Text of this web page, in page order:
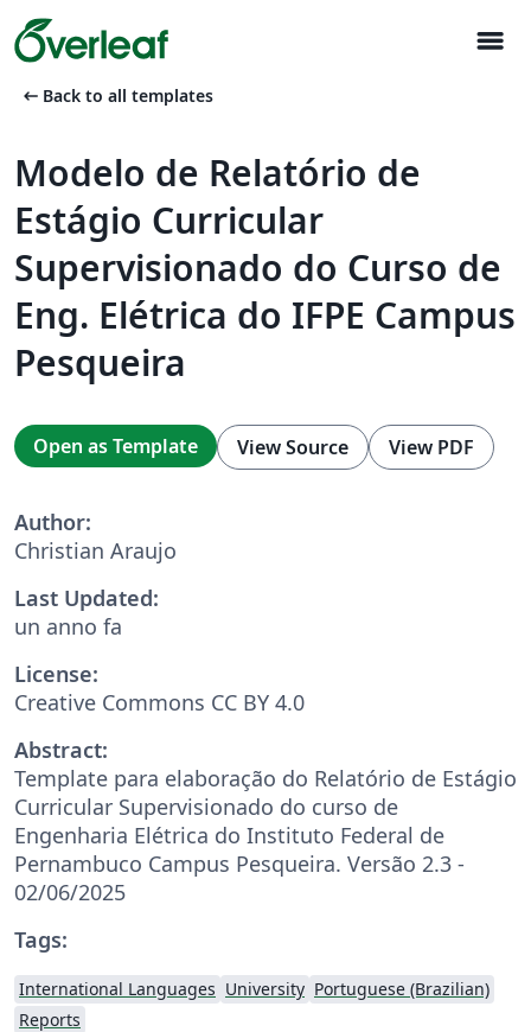
menu
arrow_left_alt Back to all templates
Modelo de Relatório de
Estágio Curricular
Supervisionado do Curso de
Eng. Elétrica do IFPE Campus
Pesqueira
Open as Template View Source View PDF
Author:
Christian Araujo
Last Updated:
un anno fa
License:
Creative Commons CC BY 4.0
Abstract:
Template para elaboração do Relatório de Estágio
Curricular Supervisionado do curso de
Engenharia Elétrica do Instituto Federal de
Pernambuco Campus Pesqueira. Versão 2.3 -
02/06/2025
Tags:
International Languages University Portuguese (Brazilian)
Reports